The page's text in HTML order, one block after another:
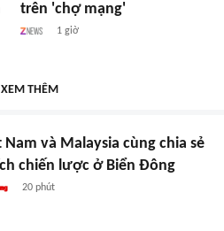
trên 'chợ mạng'
1 giờ
XEM THÊM
Nam và Malaysia cùng chia sẻ
chiến lược ở Biển Đông
20 phút